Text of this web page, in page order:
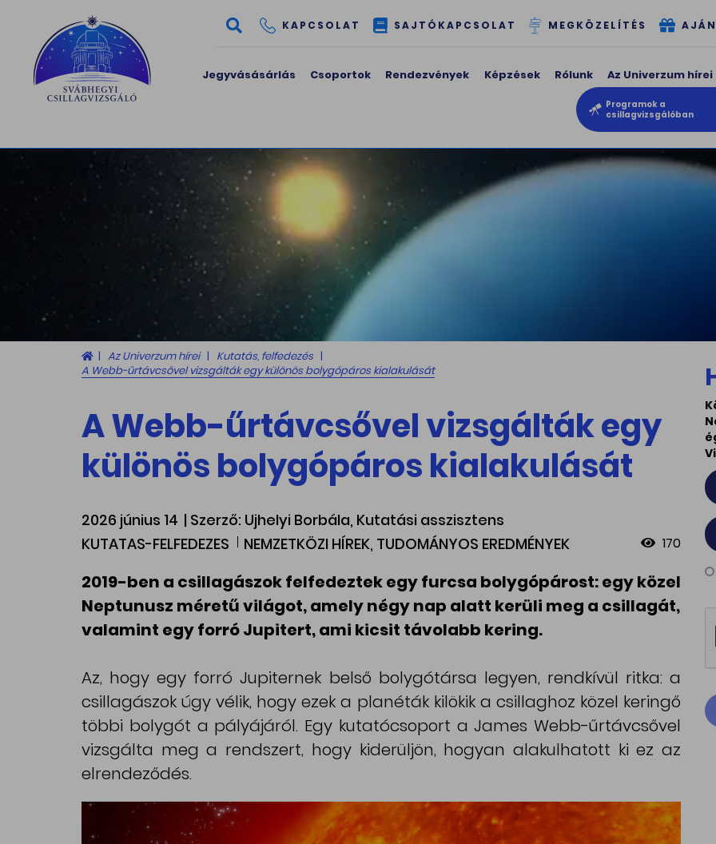
KAPCSOLAT SAJTÓKAPCSOLAT MEGKÖZELÍTÉS
Jegyvásásárlás Csoportok Rendezvények Képzések Rólunk Az Univerzum hírei
Programok a
csillagvizsgálóban
Az Univerzum hírei
Kutatás, felfedezés
A Webb-űrtávcsővel vizsgálták egy különös bolygópáros kialakulását
A Webb-űrtávcsővel vizsgálták egy
különös bolygópáros kialakulását
2026 június 14 | Szerző: Ujhelyi Borbála, Kutatási asszisztens
KUTATAS-FELFEDEZES
NEMZETKÖZI HÍREK, TUDOMÁNYOS EREDMÉNYEK 170
2019-ben a csillagászok felfedeztek egy furcsa bolygópárost: egy közel
Neptunusz méretű világot, amely négy nap alatt kerüli meg a csillagát,
valamint egy forró Jupitert, ami kicsit távolabb kering.
Az, hogy egy forró Jupiternek belső bolygótársa legyen, rendkívül ritka: a
csillagászok úgy vélik, hogy ezek a planéták kilökik a csillaghoz közel keringő
többi bolygót a pályájáról. Egy kutatócsoport a James Webb-űrtávcsővel
vizsgálta meg a rendszert, hogy kiderüljön, hogyan alakulhatott ki ez az
elrendeződés.